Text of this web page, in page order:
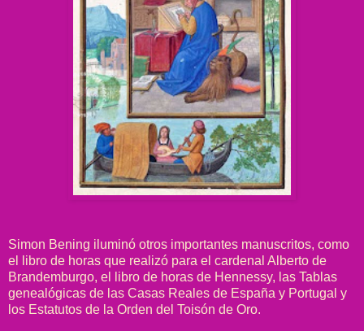
Simon Bening iluminó otros importantes manuscritos, como
el libro de horas que realizó para el cardenal Alberto de
Brandemburgo, el libro de horas de Hennessy, las Tablas
genealógicas de las Casas Reales de España y Portugal y
los Estatutos de la Orden del Toisón de Oro.